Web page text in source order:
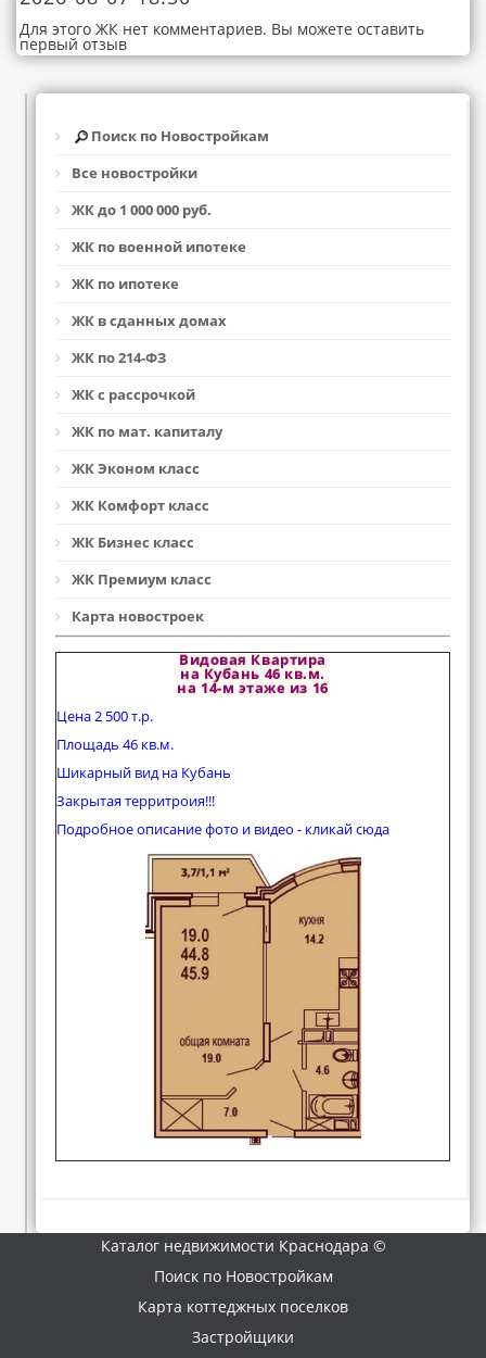
Для этого ЖК нет комментариев. Вы можете оставить
первый отзыв
Поиск по Новостройкам
Все новостройки
ЖК до 1 000 000 руб.
ЖК по военной ипотеке
ЖК по ипотеке
ЖК в сданных домах
ЖК по 214-ФЗ
ЖК с рассрочкой
ЖК по мат. капиталу
ЖК Эконом класс
ЖК Комфорт класс
ЖК Бизнес класс
ЖК Премиум класс
Карта новостроек
Видовая Квартира
на Кубань 46 кв.м.
на 14-м этаже из 16
Цена 2 500 т.р.
Площадь 46 кв.м.
Шикарный вид на Кубань
Закрытая территроия!!!
Подробное описание фото и видео - кликай сюда
Каталог недвижимости Краснодара ©
Поиск по Новостройкам
Карта коттеджных поселков
Застройщики